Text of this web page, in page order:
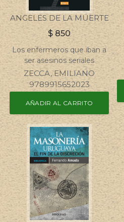
ANGELES DE LA MUERTE
$ 850
Los enfermeros que iban a
ser asesinos seriales
ZECCA, EMILIANO
9789915652023
AÑADIR AL CARRITO